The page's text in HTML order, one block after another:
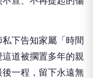
下告知家屬「時間
道被擱置多年的親
一程，留下永遠無